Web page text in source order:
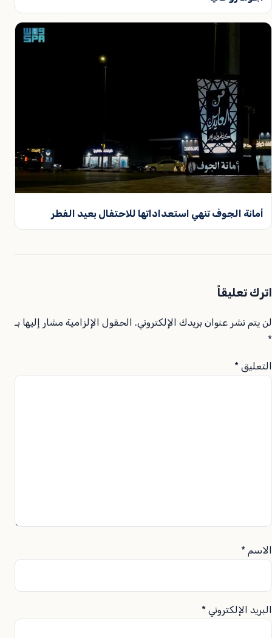
أمانة الجوف تنهي استعداداتها للاحتفال بعيد الفطر
اترك تعليقاً
لن يتم نشر عنوان بريدك الإلكتروني. الحقول الإلزامية مشار إليها بـ
*
التعليق *
الاسم *
البريد الإلكتروني *